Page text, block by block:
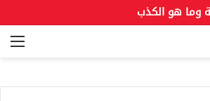
وما هو الكذب